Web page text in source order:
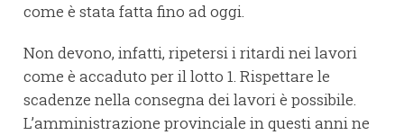
come è stata fatta fino ad oggi.
Non devono, infatti, ripetersi i ritardi nei lavori
come è accaduto per il lotto 1. Rispettare le
scadenze nella consegna dei lavori è possibile.
L’amministrazione provinciale in questi anni ne